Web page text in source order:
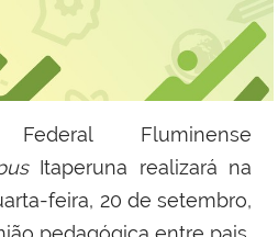
Fluminense
Itaperuna realizará na
feira, 20 de setembro,